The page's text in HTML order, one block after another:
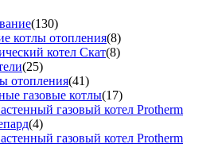
(130)
котлы отопления(8)
котел Скат(8)
(25)
отопления(41)
газовые котлы(17)
газовый котел Protherm
(4)
газовый котел Protherm